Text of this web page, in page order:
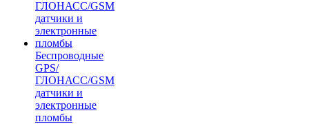
Беспроводные
GPS/
ГЛОНАСС/GSM
датчики и
электронные
пломбы